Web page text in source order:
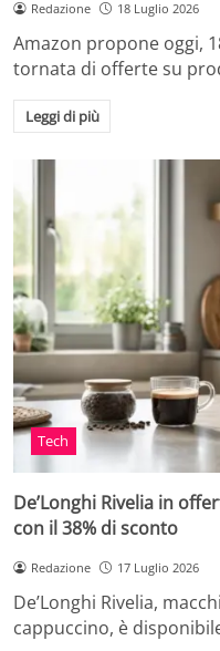
Redazione 18 Luglio 2026
Amazon propone oggi,
tornata di offerte su
Leggi di più
Tech
De’Longhi Rivelia in
con il 38% di sconto
Redazione 17 Luglio 2026
De’Longhi Rivelia,
cappuccino, è